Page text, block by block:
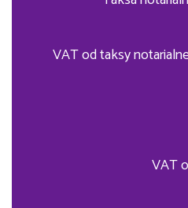
VAT od taksy
VAT